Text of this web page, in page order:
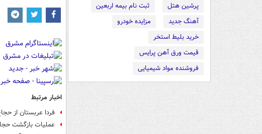
پرشین هتل
ثبت نام بیمه اربعین
آهنگ جدید
مزایده خودرو
خرید بلیط استخر
قیمت ورق آهن پرایس
فروشنده مواد شیمیایی
اخبار مرتبط
فردا عربستان از
عملیات بازگشت